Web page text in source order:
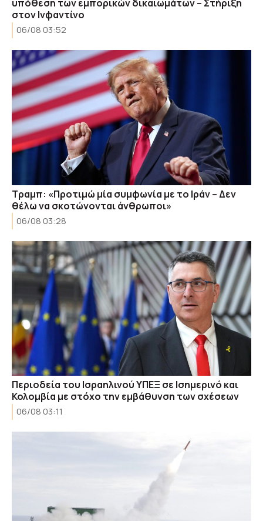
υπόθεση των εμπορικών δικαιωμάτων – Στήριξη
στον Ινφαντίνο
06/08 03:52
Τραμπ: «Προτιμώ μία συμφωνία με το Ιράν – Δεν
θέλω να σκοτώνονται άνθρωποι»
06/08 03:28
Περιοδεία του Ισραηλινού ΥΠΕΞ σε Ισημερινό και
Κολομβία με στόχο την εμβάθυνση των σχέσεων
06/08 03:11